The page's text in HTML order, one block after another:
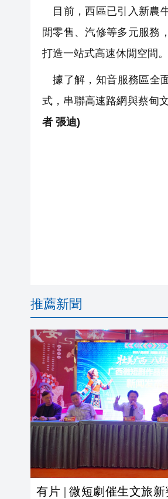
目前，西區已引入新農
閒零售、汽修等多元服務
打造一站式高速休閒空間。
據了解，知音服務區全
式，串聯高速路網與蔡甸
者 張迪)
推薦新聞
有片 | 微短劇催生文旅